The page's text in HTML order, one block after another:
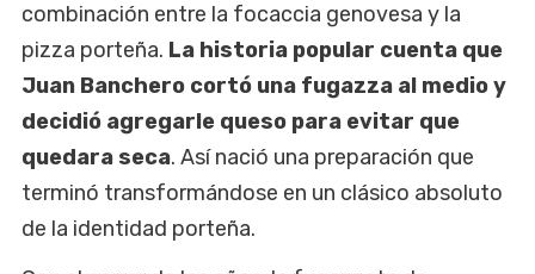
combinación entre la focaccia genovesa y la
pizza porteña. La historia popular cuenta que
Juan Banchero cortó una fugazza al medio y
decidió agregarle queso para evitar que
quedara seca. Así nació una preparación que
terminó transformándose en un clásico absoluto
de la identidad porteña.